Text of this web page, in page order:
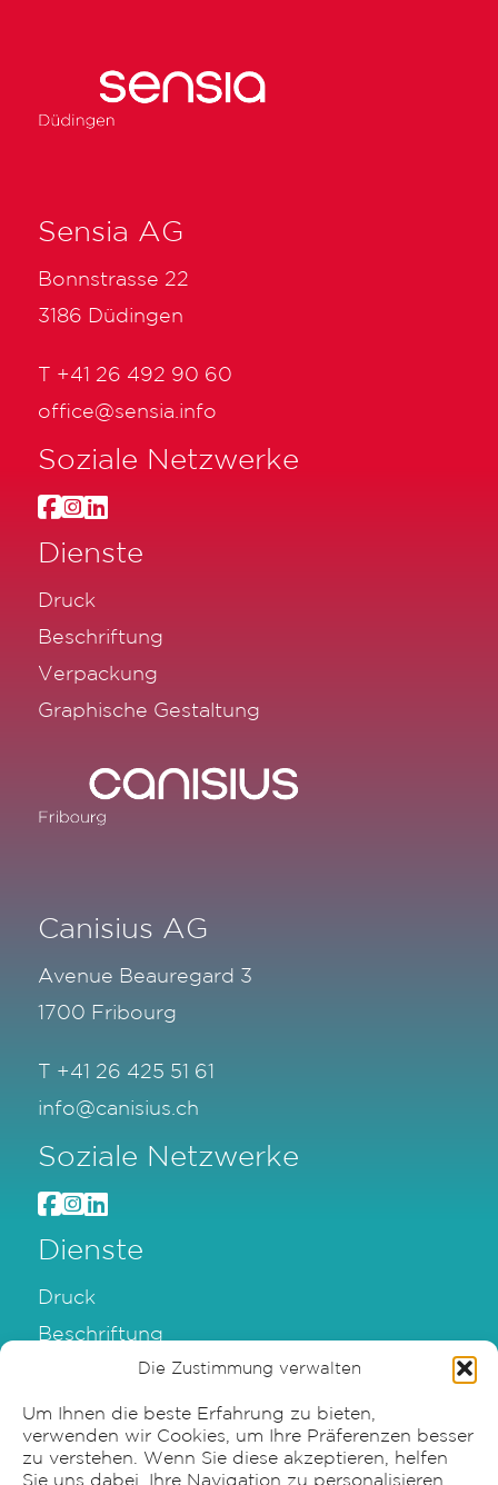
Die Zustimmung verwalten
Um Ihnen die beste Erfahrung zu bieten,
verwenden wir Cookies, um Ihre Präferenzen besser
zu verstehen. Wenn Sie diese akzeptieren, helfen
Sie uns dabei, Ihre Navigation zu personalisieren.
Canisius AG
Avenue Beauregard 3
1700 Fribourg
T +41 26 425 51 61
info@canisius.ch
Soziale Netzwerke
Dienste
Druck
Beschriftung
Verpackung
Graphische Gestaltung
Sensia AG
Bonnstrasse 22
3186 Düdingen
T +41 26 492 90 60
office@sensia.info
Soziale Netzwerke
Dienste
Druck
Beschriftung
Verpackung
Graphische Gestaltung